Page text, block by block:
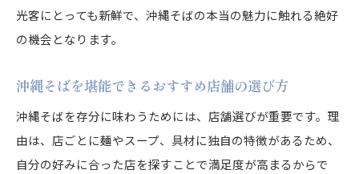
光客にとっても新鮮で、沖縄そばの本当の魅力に触れる絶好
の機会となります。
沖縄そばを堪能できるおすすめ店舗の選び方
沖縄そばを存分に味わうためには、店舗選びが重要です。理
由は、店ごとに麺やスープ、具材に独自の特徴があるため、
自分の好みに合った店を探すことで満足度が高まるからで